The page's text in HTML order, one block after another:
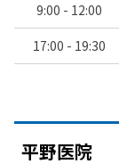
9:00 - 12:00
17:00 - 19:30
平野医院